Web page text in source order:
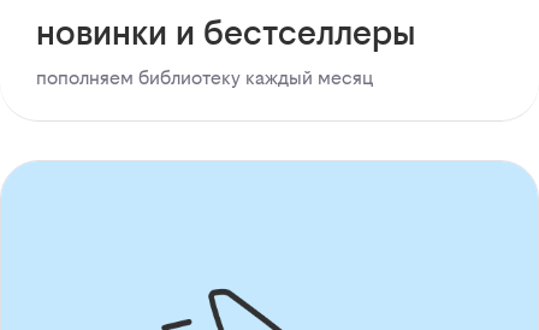
новинки и бестселлеры
пополняем библиотеку каждый месяц